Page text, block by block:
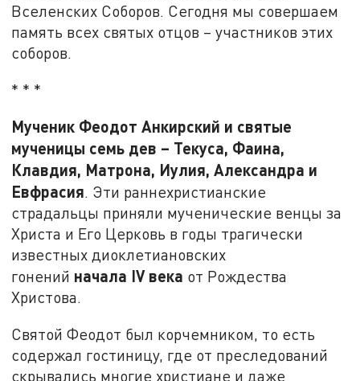
Вселенских Соборов. Сегодня мы совершаем
память всех святых отцов – участников этих
соборов.
* * *
Мученик Феодот Анкирский и святые
мученицы семь дев – Текуса, Фаина,
Клавдия, Матрона, Иулия, Александра и
Евфрасия. Эти раннехристианские
страдальцы приняли мученические венцы за
Христа и Его Церковь в годы трагически
известных диоклетиановских
гонений начала IVвека от Рождества
Христова.
Святой Феодот был корчемником, то есть
содержал гостиницу, где от преследований
скрывались многие христиане и даже